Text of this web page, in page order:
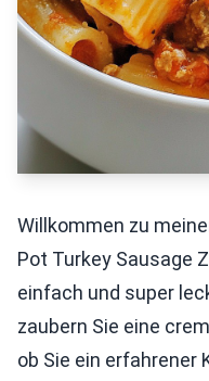
Willkommen zu
Pot Turkey Sausage
einfach und super
zaubern Sie eine
ob Sie ein erfahrener